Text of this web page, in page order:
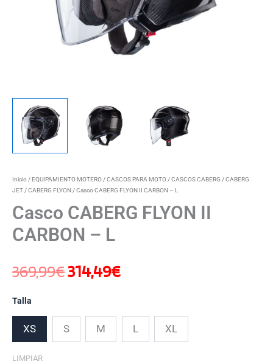
Inicio /EQUIPAMIENTO MOTERO /CASCOS PARA MOTO /CASCOS CABERG /CABERG
JET /CABERG FLYON / Casco CABERG FLYON II CARBON – L
Casco CABERG FLYON II
CARBON – L
369,99€314,49€
Talla
XS S M L XL
LIMPIAR